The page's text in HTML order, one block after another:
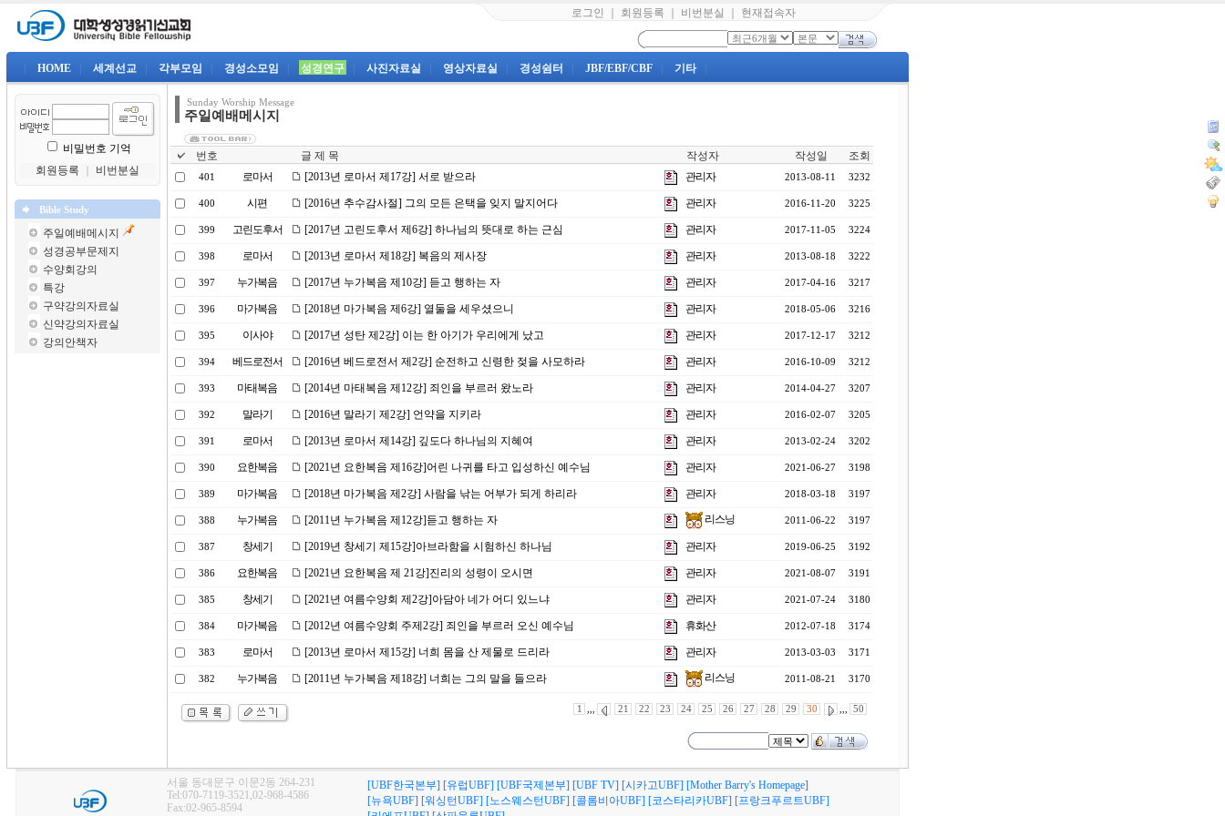
로그인 회원등록 비번분실 현재접속자
HOME 세계선교 각부모임 경성소모임 성경연구 사진자료실 영상자료실 경성쉼터 JBF/EBF/CBF 기타
비밀번호 기억
회원등록
비번분실
Bible Study
주일예배메시지
성경공부문제지
수양회강의
특강
구약강의자료실
신약강의자료실
강의안책자
Sunday Worship Message
주일예배메시지
번호 글 제 목 작성자 작성일 조회
401 로마서 [2013년 로마서 제17강] 서로 받으라 관리자 2013-08-11 3232
400 시편 [2016년 추수감사절] 그의 모든 은택을 잊지 말지어다 관리자 2016-11-20 3225
399 고린도후서 [2017년 고린도후서 제6강] 하나님의 뜻대로 하는 근심 관리자 2017-11-05 3224
398 로마서 [2013년 로마서 제18강] 복음의 제사장 관리자 2013-08-18 3222
397 누가복음 [2017년 누가복음 제10강] 듣고 행하는 자 관리자 2017-04-16 3217
396 마가복음 [2018년 마가복음 제6강] 열둘을 세우셨으니 관리자 2018-05-06 3216
395 이사야 [2017년 성탄 제2강] 이는 한 아기가 우리에게 났고 관리자 2017-12-17 3212
394 베드로전서 [2016년 베드로전서 제2강] 순전하고 신령한 젖을 사모하라 관리자 2016-10-09 3212
393 마태복음 [2014년 마태복음 제12강] 죄인을 부르러 왔노라 관리자 2014-04-27 3207
392 말라기 [2016년 말라기 제2강] 언약을 지키라 관리자 2016-02-07 3205
391 로마서 [2013년 로마서 제14강] 깊도다 하나님의 지혜여 관리자 2013-02-24 3202
390 요한복음 [2021년 요한복음 제16강]어린 나귀를 타고 입성하신 예수님 관리자 2021-06-27 3198
389 마가복음 [2018년 마가복음 제2강] 사람을 낚는 어부가 되게 하리라 관리자 2018-03-18 3197
388 누가복음 [2011년 누가복음 제12강]듣고 행하는 자 리스닝 2011-06-22 3197
387 창세기 [2019년 창세기 제15강]아브라함을 시험하신 하나님 관리자 2019-06-25 3192
386 요한복음 [2021년 요한복음 제 21강]진리의 성령이 오시면 관리자 2021-08-07 3191
385 창세기 [2021년 여름수양회 제2강]아담아 네가 어디 있느냐 관리자 2021-07-24 3180
384 마가복음 [2012년 여름수양회 주제2강] 죄인을 부르러 오신 예수님 휴화산 2012-07-18 3174
383 로마서 [2013년 로마서 제15강] 너희 몸을 산 제물로 드리라 관리자 2013-03-03 3171
382 누가복음 [2011년 누가복음 제18강] 너희는 그의 말을 들으라 리스닝 2011-08-21 3170
1 ,,, 21 22 23 24 25 26 27 28 29 30 ,,, 50
서울 동대문구 이문2동 264-231
Tel:070-7119-3521,02-968-4586
Fax:02-965-8594
[UBF한국본부] [유럽UBF] [UBF국제본부] [UBF TV] [시카고UBF] [Mother Barry's Homepage]
[뉴욕UBF] [워싱턴UBF] [노스웨스턴UBF] [콜롬비아UBF] [코스타리카UBF] [프랑크푸르트UBF]